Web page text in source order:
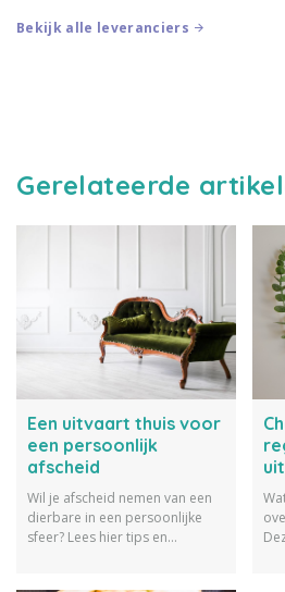
Bekijk alle leveranciers
Gerelateerde
Een uitvaart thuis voor
een persoonlijk
afscheid
Wil je afscheid nemen van een
dierbare in een persoonlijke
sfeer? Lees hier tips en